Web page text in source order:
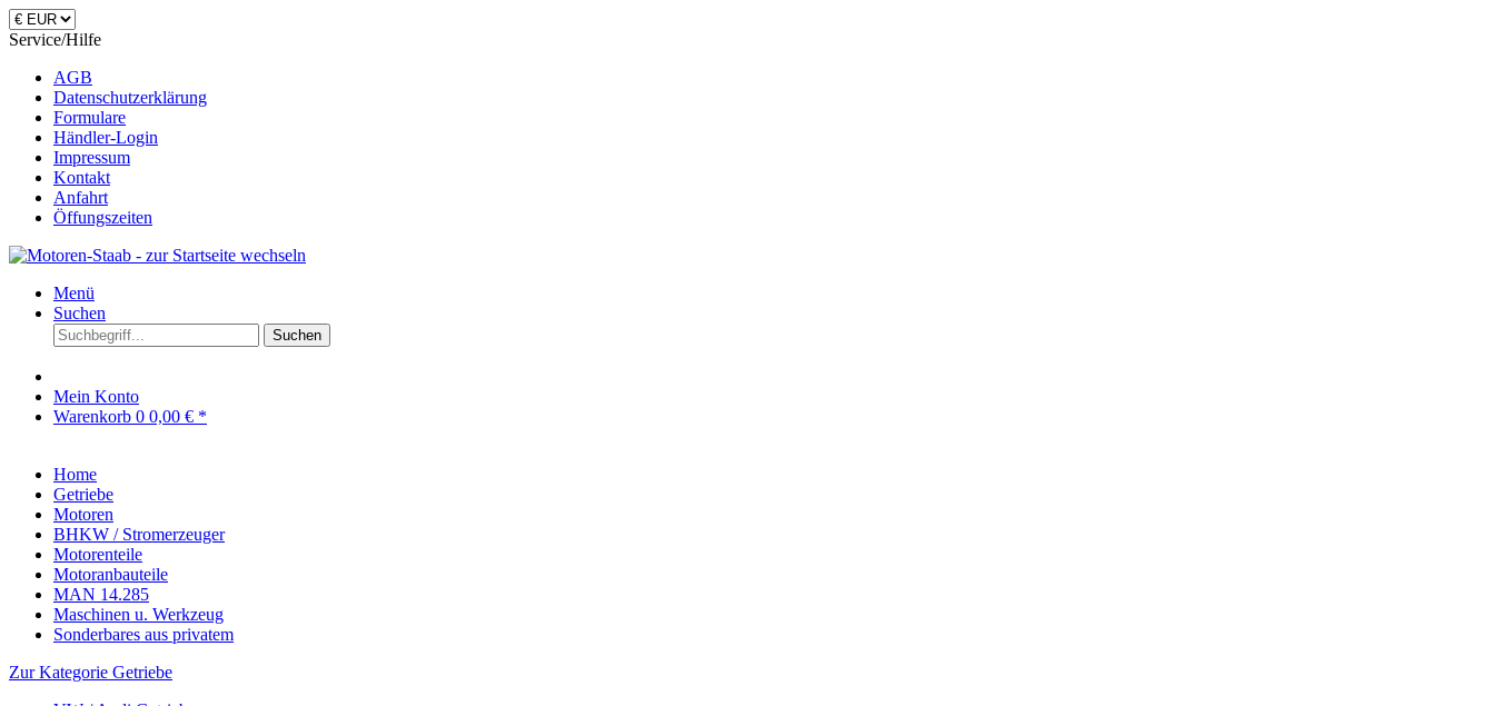
Service/Hilfe
AGB
Datenschutzerklärung
Formulare
Händler-Login
Impressum
Kontakt
Anfahrt
Öffungszeiten
Menü
Suchen
Suchen
Mein Konto
Warenkorb 0 0,00 € *
Home
Getriebe
Motoren
BHKW / Stromerzeuger
Motorenteile
Motoranbauteile
MAN 14.285
Maschinen u. Werkzeug
Sonderbares aus privatem
Zur Kategorie Getriebe